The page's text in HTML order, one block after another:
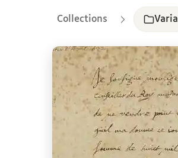
Collections Varia